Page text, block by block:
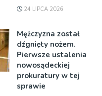
24 LIPCA 2026
Mężczyzna został
dźgnięty nożem.
Pierwsze ustalenia
nowosądeckiej
prokuratury w tej
sprawie